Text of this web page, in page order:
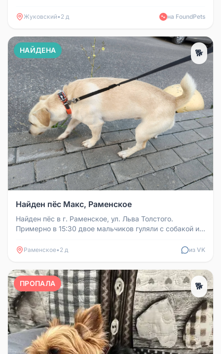
Жуковский• 2 д 🐾 на FoundPets
НАЙДЕНА 🐕
Найден пёс Макс, Раменское
Найден пёс в г. Раменское, ул. Льва Толстого.
Примерно в 15:30 двое мальчиков гуляли с собакой и
Раменское• 2 д из VK
ПРОПАЛА 🐕